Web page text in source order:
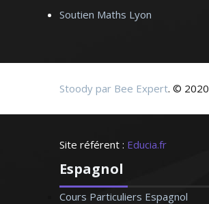
combine la théorie
Soutien Maths Lyon
Stoody par Bee Expert. © 2020
Site référent : Educia.fr
Espagnol
Cours Particuliers Espagnol